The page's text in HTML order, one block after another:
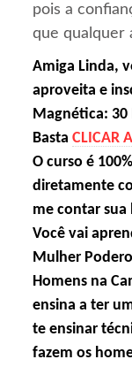
pois a
que qualquer
Amiga Linda,
aproveita e
Magnética: 30
BastaCLICAR
O curso é
diretamente
me contar sua
Você vai
Mulher
Homens na
ensina a ter
te ensinar
fazem os